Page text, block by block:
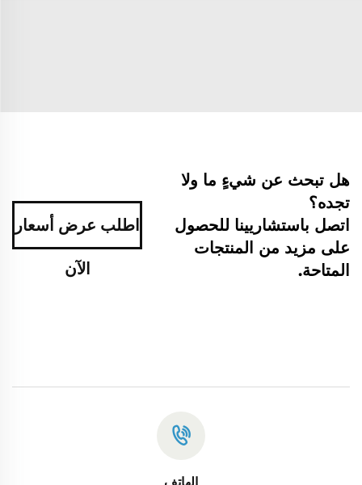
هل تبحث عن شيءٍ ما ولا
تجده؟
اتصل باستشاريينا للحصول
على مزيد من المنتجات
المتاحة.
اطلب عرض أسعار
الآن